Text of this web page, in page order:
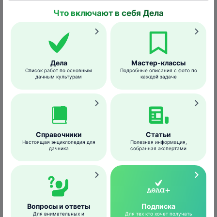
овощи, фрукты и ягоды, выращенные с
применением биопрепарата Гамаир,
более сочные, ароматные, вкусные и
полезные;
препарат в форме таблеток очень удобен
и прост в применении;
безопасен для человека, животных, птиц,
окружающей среды.
Преимущества препаративной формы
таблеток
таблетка растворима в воде;
растворимая таблетка вносится в лунку
под семена или рассаду;
вносится в виде водного раствора в
рассадную смесь или в грядку через
обычные опрыскиватели или через ОЗГ
(всех модификаций) и др., а также через
Что включают в себя Дела
Дела
Список работ по основным
дачным культурам
Мастер-классы
Подробные описания с фото по
каждой задаче
Справочники
Настоящая энциклопедия для
дачника
Статьи
Полезная информация,
собранная экспертами
Вопросы и ответы
Для внимательных и
Подписка
Для тех кто хочет получать